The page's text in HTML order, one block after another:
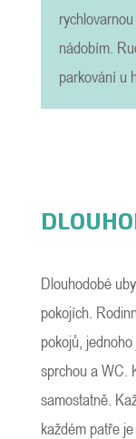
nádobím.
parkování u
Dlouhodobé
pokojích.
pokojů,
sprchou a WC.
samostatně.
každém patře